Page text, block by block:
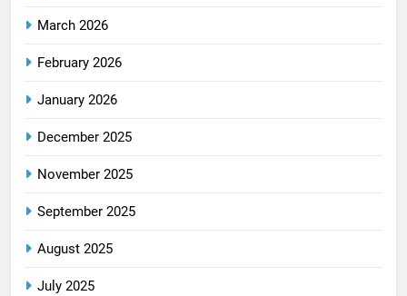
March 2026
February 2026
January 2026
December 2025
November 2025
September 2025
August 2025
July 2025